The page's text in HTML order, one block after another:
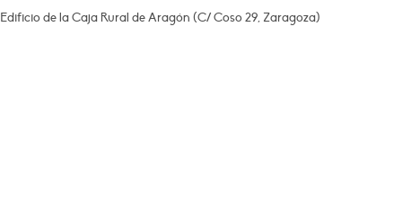
Edificio de la Caja Rural de Aragón (C/ Coso 29, Zaragoza)